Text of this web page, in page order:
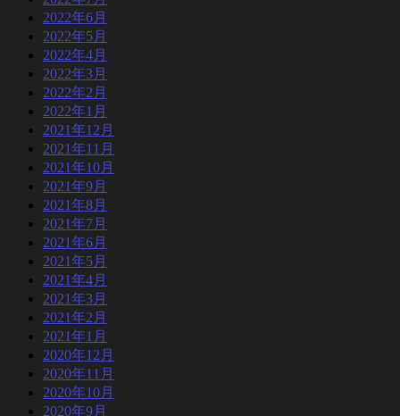
2022年6月
2022年5月
2022年4月
2022年3月
2022年2月
2022年1月
2021年12月
2021年11月
2021年10月
2021年9月
2021年8月
2021年7月
2021年6月
2021年5月
2021年4月
2021年3月
2021年2月
2021年1月
2020年12月
2020年11月
2020年10月
2020年9月